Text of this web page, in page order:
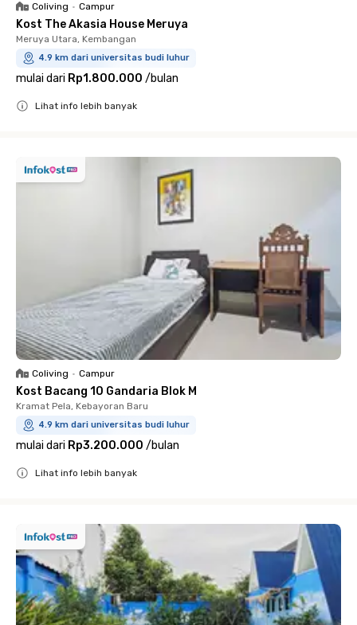
Coliving • Campur
Kost The Akasia House Meruya
Meruya Utara, Kembangan
4.9 km dari universitas budi luhur
mulai dari Rp1.800.000 /bulan
Lihat info lebih banyak
Coliving • Campur
Kost Bacang 10 Gandaria Blok M
Kramat Pela, Kebayoran Baru
4.9 km dari universitas budi luhur
mulai dari Rp3.200.000 /bulan
Lihat info lebih banyak